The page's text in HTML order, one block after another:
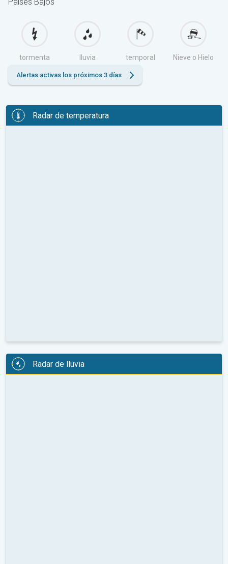
tormenta lluvia temporal Nieve o Hielo
Alertas activas los próximos 3 días
Radar de temperatura
Radar de lluvia